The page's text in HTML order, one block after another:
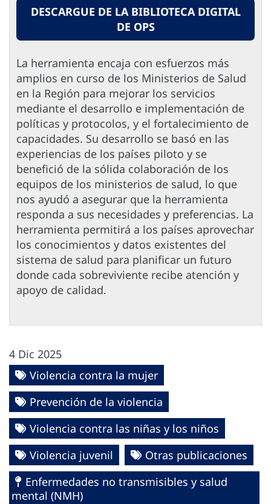
DESCARGUE DE LA BIBLIOTECA DIGITAL
DE OPS
La herramienta encaja con esfuerzos más
amplios en curso de los Ministerios de Salud
en la Región para mejorar los servicios
mediante el desarrollo e implementación de
políticas y protocolos, y el fortalecimiento de
capacidades. Su desarrollo se basó en las
experiencias de los países piloto y se
benefició de la sólida colaboración de los
equipos de los ministerios de salud, lo que
nos ayudó a asegurar que la herramienta
responda a sus necesidades y preferencias. La
herramienta permitirá a los países aprovechar
los conocimientos y datos existentes del
sistema de salud para planificar un futuro
donde cada sobreviviente recibe atención y
apoyo de calidad.
4 Dic 2025
Violencia contra la mujer
Prevención de la violencia
Violencia contra las niñas y los niños
Violencia juvenil
Otras publicaciones
Enfermedades no transmisibles y salud
mental (NMH)